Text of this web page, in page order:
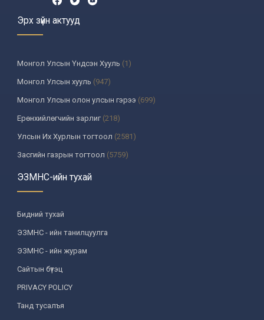
Эрх зүйн актууд
Монгол Улсын Үндсэн Хууль (1)
Монгол Улсын хууль (947)
Монгол Улсын олон улсын гэрээ (699)
Ерөнхийлөгчийн зарлиг(218)
Улсын Их Хурлын тогтоол (2581)
Засгийн газрын тогтоол (5759)
Үндсэн хуулийн цэцийн шийдвэр
Улсын дээд шүүхийн тогтоол
УИХ-аас томилогддог байгууллагын дарга, түүнтэй адилтгах албан
тушаалтны шийдвэр
Сайдын тушаал(987)
Засгийн газрын агентлагийн даргын тушаал
Хууль, хяналтын байгууллага
Төрийн зарим чиг үүргийг хууль болон гэрээний үндсэн дээр
хэрэгжүүлж буй байгууллага
ЭЗМНС-ийн тухай
Бидний тухай
ЭЗМНС - ийн танилцуулга
ЭЗМНС - ийн журам
Сайтын бүтэц
PRIVACY POLICY
Танд тусалъя